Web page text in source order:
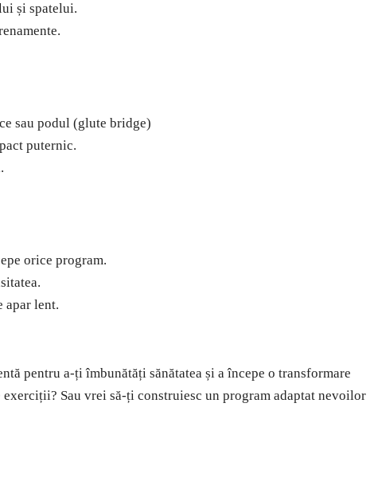
și spatelui.
sau podul (glute bridge)
puternic.
orice program.
apar lent.
pentru a-ți îmbunătăți sănătatea și a începe o transformare
Sau vrei să-ți construiesc un program adaptat nevoilor